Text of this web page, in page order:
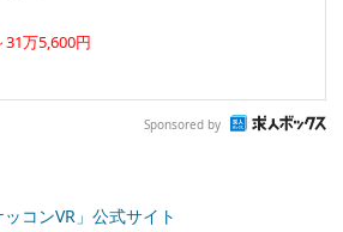
31万5,600円
Sponsored by
コンVR」公式サイト